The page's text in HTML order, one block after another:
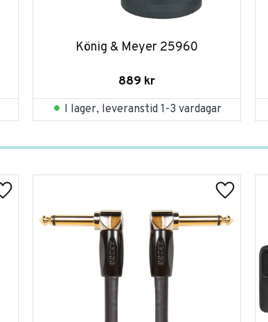
König & Meyer 25960
889 kr
I lager, leveranstid 1-3 vardagar